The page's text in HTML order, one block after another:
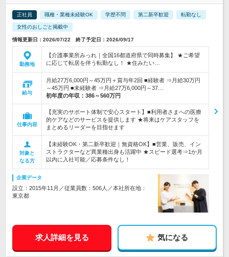
正社員 職種・業種未経験OK 学歴不問 第二新卒歓迎 転勤なし
女性のおしごと掲載中
情報更新日：2026/07/22 終了予定日：2026/09/17
勤務地
【介護事業所みっれ｜全国16都道府県で同時募集】 ★ご希望
に応じて転居を伴う転勤なし！ ★住みたい…
給与
月給27万6,000円～45万円＋賞与年2回 ■経験者 ⇒月給30万円
～45万円 ■未経験者 ⇒月給27万6,000円～37…
初年度の年収： 386～560万円
仕事内容
【充実のサポート体制で安心スタート】■利用者さまへの医療
的ケアなどのサービスを提供します ★将来はケアスタッフを
まとめるリーダーを目指せます
対象と
なる方
【未経験OK・第二新卒歓迎｜無資格OK】■営業、販売、イン
ストラクターなど異業種出身も活躍中 ★スピード選考⇒1か月
以内に入社可能／応募条件なし！
企業データ
設立：2015年11月／従業員数：506人／本社所在地：
東京都
求人詳細を見る 気になる